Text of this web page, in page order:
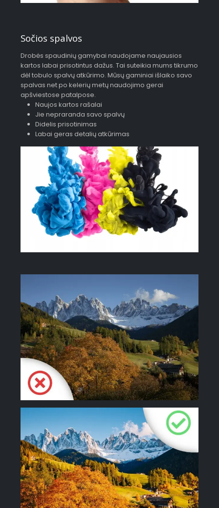
Sočios spalvos
Drobės spaudinių gamybai naudojame naujausios
kartos labai prisotintus dažus. Tai suteikia mums tikrumo
dėl tobulo spalvų atkūrimo. Mūsų gaminiai išlaiko savo
spalvas net po kelerių metų naudojimo gerai
apšviestose patalpose.
Naujos kartos rašalai
Jie nepraranda savo spalvų
Didelis prisotinimas
Labai geras detalių atkūrimas